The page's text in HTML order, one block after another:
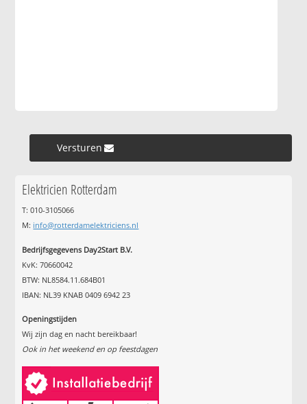
Versturen »
Elektricien Rotterdam
T: 010-3105066
M: info@rotterdamelektriciens.nl
Bedrijfsgegevens Day2Start B.V.
KvK: 70660042
BTW: NL8584.11.684B01
IBAN: NL39 KNAB 0409 6942 23
Openingstijden
Wij zijn dag en nacht bereikbaar!
Ook in het weekend en op feestdagen